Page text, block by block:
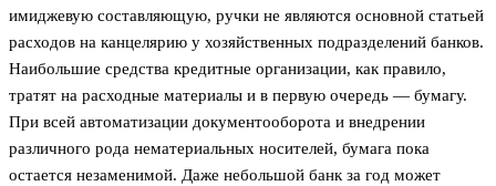
имиджевую составляющую, ручки не являются основной статьей
расходов на канцелярию у хозяйственных подразделений банков.
Наибольшие средства кредитные организации, как правило,
тратят на расходные материалы и в первую очередь — бумагу.
При всей автоматизации документооборота и внедрении
различного рода нематериальных носителей, бумага пока
остается незаменимой. Даже небольшой банк за год может